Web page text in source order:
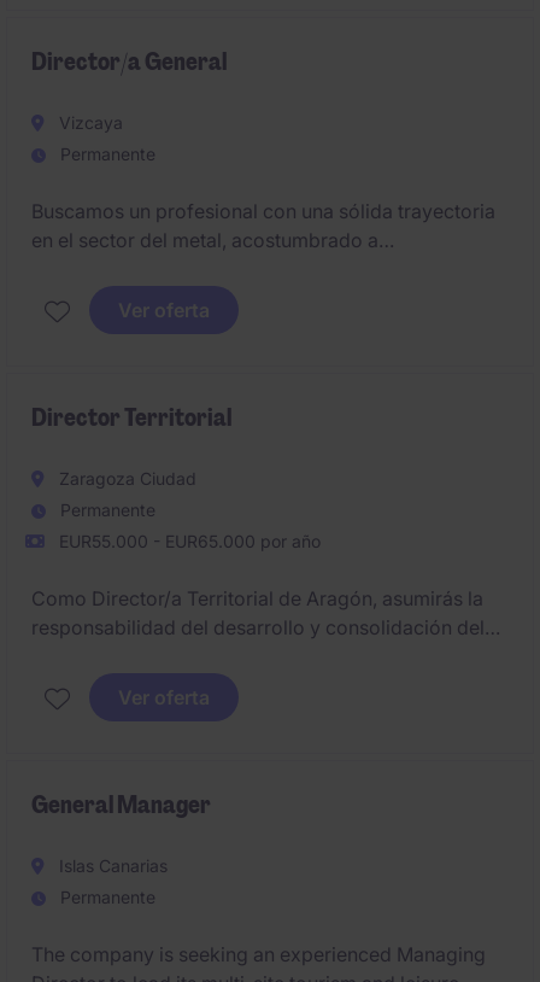
Director/a General
Vizcaya
Permanente
Buscamos un profesional con una sólida trayectoria
en el sector del metal, acostumbrado a
Deberá combinar una fuerte orientación comercial
con capacidad de gestión empresarial, liderazgo
Ver oferta
Director Territorial
Zaragoza Ciudad
Permanente
EUR55.000 - EUR65.000 por año
Como Director/a Territorial de Aragón, asumirás la
responsabilidad del desarrollo y consolidación del
comercial y el crecimiento de la cartera de clientes
industriales y empresariales.
Ver oferta
General Manager
Islas Canarias
Permanente
The company is seeking an experienced Managing